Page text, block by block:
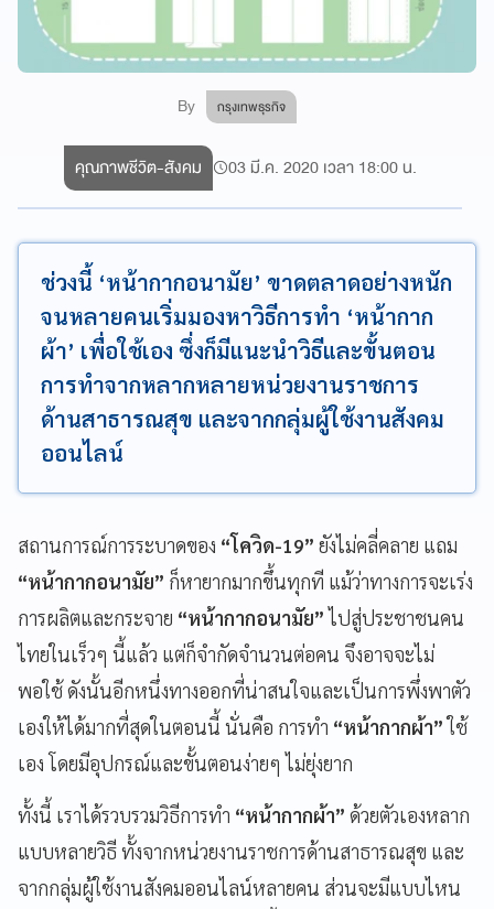
By กรุงเทพธุรกิจ
คุณภาพชีวิต-สังคม 03 มี.ค. 2020 เวลา 18:00 น.
ช่วงนี้ ‘หน้ากากอนามัย’ ขาดตลาดอย่างหนัก
จนหลายคนเริ่มมองหาวิธีการทำ ‘หน้ากาก
ผ้า’ เพื่อใช้เอง ซึ่งก็มีแนะนำวิธีและขั้นตอน
การทำจากหลากหลายหน่วยงานราชการ
ด้านสาธารณสุข และจากกลุ่มผู้ใช้งานสังคม
ออนไลน์
สถานการณ์การระบาดของ “โควิด-19” ยังไม่คลี่คลาย แถม
“หน้ากากอนามัย” ก็หายากมากขึ้นทุกที แม้ว่าทางการจะเร่ง
การผลิตและกระจาย “หน้ากากอนามัย”ไปสู่ประชาชนคน
ไทยในเร็วๆ นี้แล้ว แต่ก็จำกัดจำนวนต่อคน จึงอาจจะไม่
พอใช้ ดังนั้นอีกหนึ่งทางออกที่น่าสนใจและเป็นการพึ่งพาตัว
เองให้ได้มากที่สุดในตอนนี้ นั่นคือ การทำ “หน้ากากผ้า”ใช้
เอง โดยมีอุปกรณ์และขั้นตอนง่ายๆ ไม่ยุ่งยาก
ทั้งนี้ เราได้รวบรวมวิธีการทำ “หน้ากากผ้า” ด้วยตัวเองหลาก
แบบหลายวิธี ทั้งจากหน่วยงานราชการด้านสาธารณสุข และ
จากกลุ่มผู้ใช้งานสังคมออนไลน์หลายคน ส่วนจะมีแบบไหน